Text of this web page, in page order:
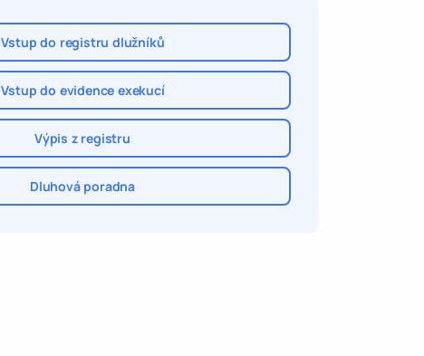
Vstup do registru dlužníků
Vstup do evidence exekucí
Výpis z registru
Dluhová poradna